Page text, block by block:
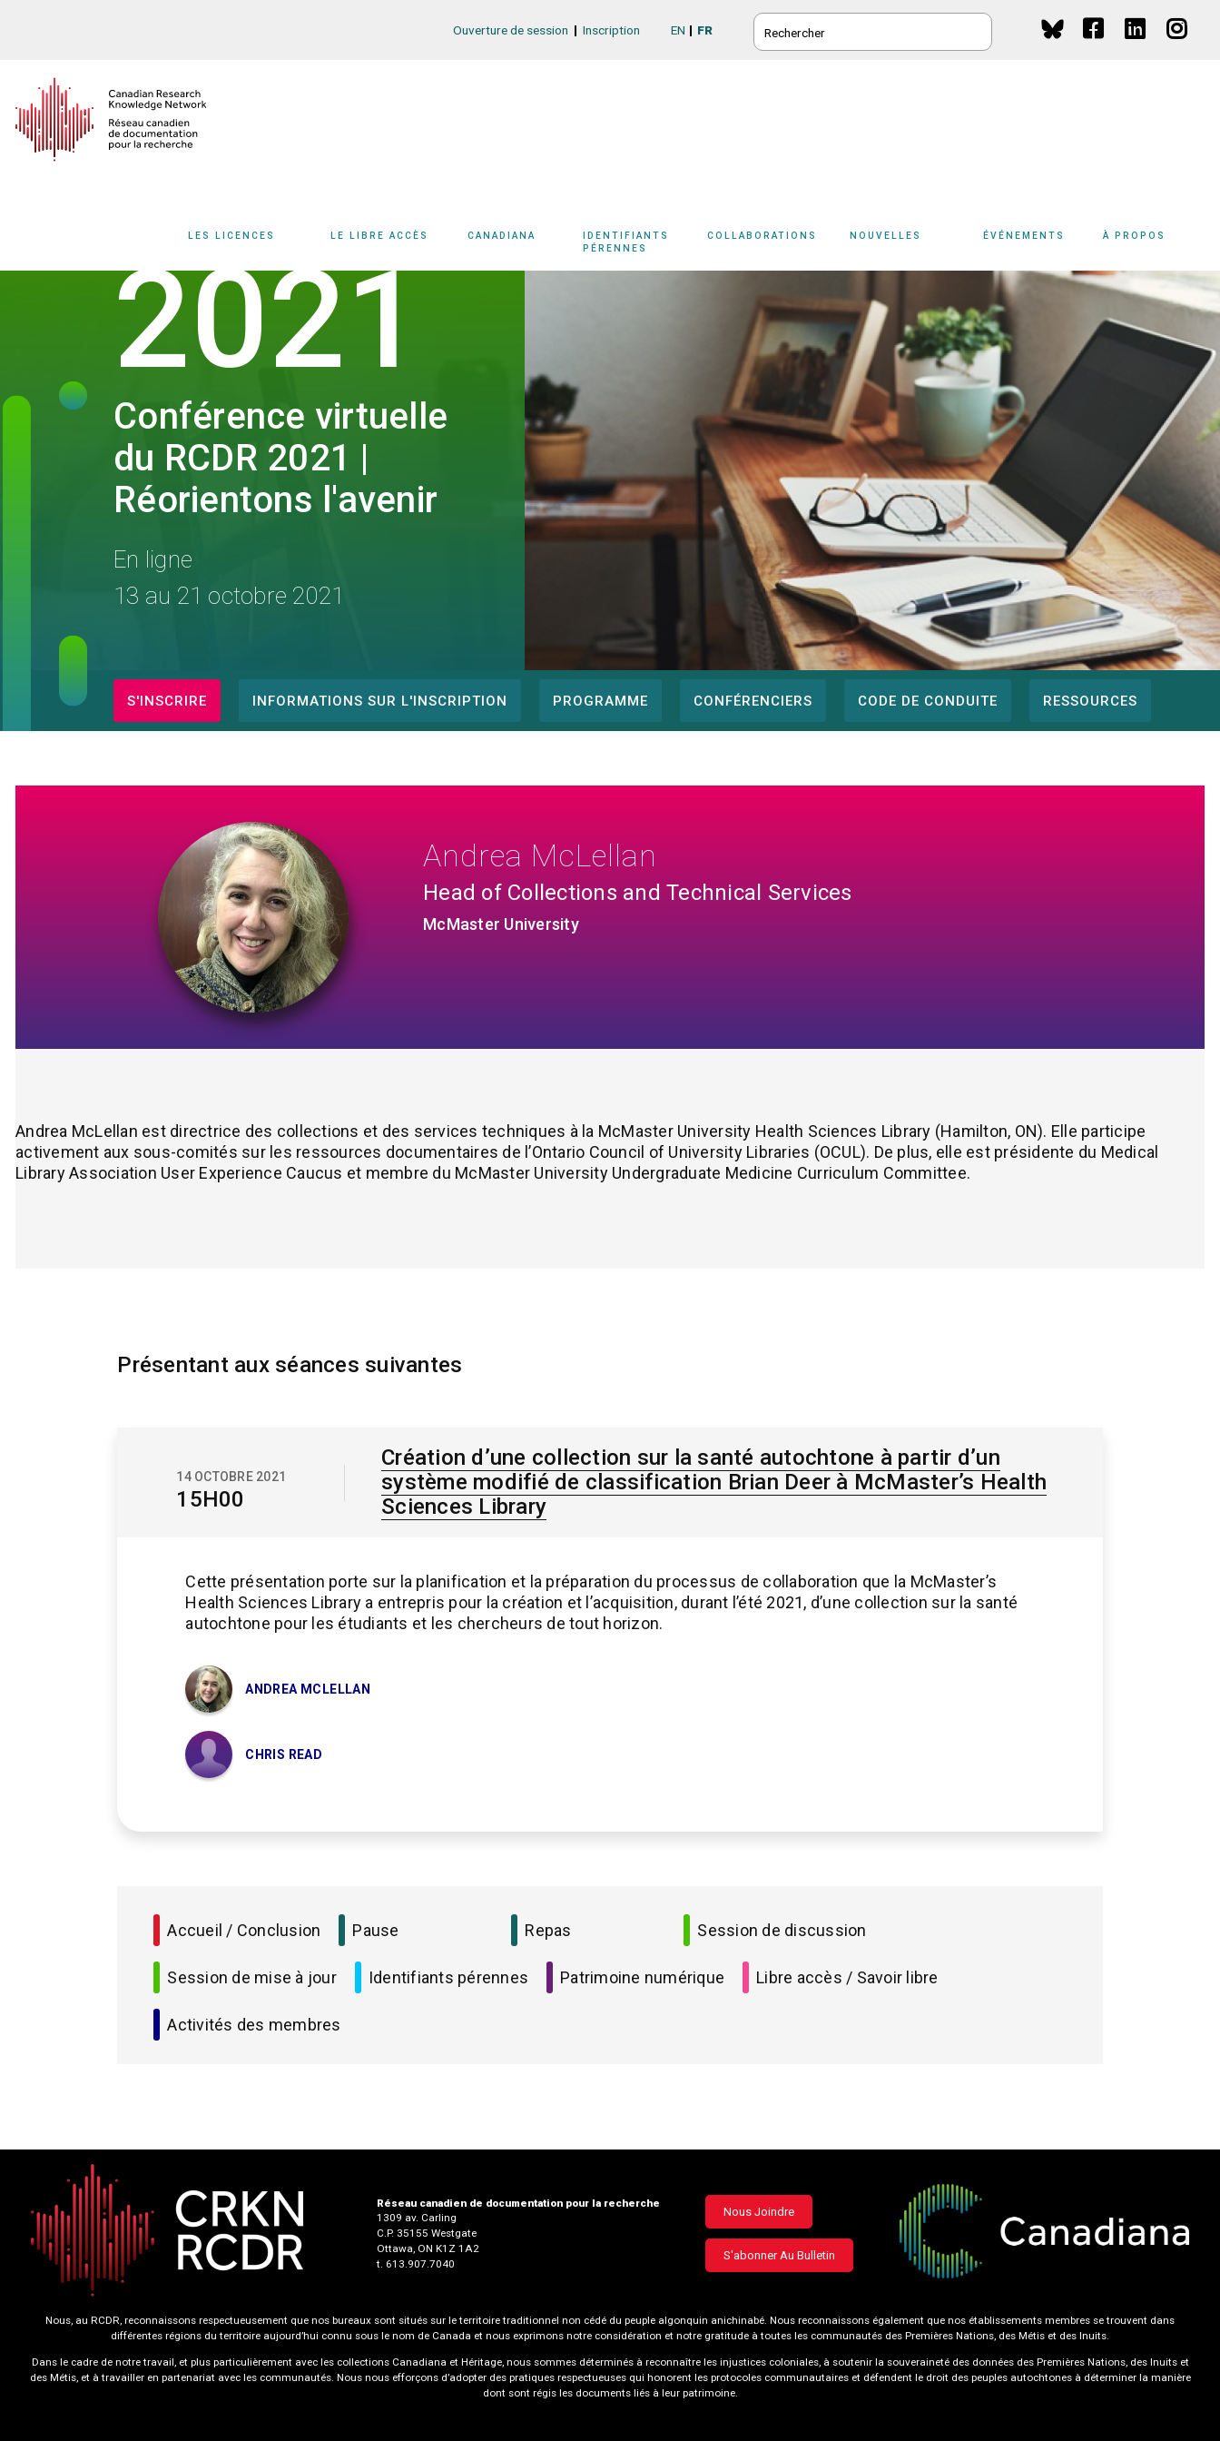
principal
RECHERCHER
EN FR
Ouverture de session Inscription
LES LICENCES LE LIBRE ACCÈS CANADIANA
IDENTIFIANTS
PÉRENNES
COLLABORATIONS NOUVELLES ÉVÉNEMENTS À PROPOS
2021
Conférence virtuelle
du RCDR 2021 |
Réorientons l'avenir
En ligne
13 au 21 octobre 2021
Conference
menu
S'INSCRIRE INFORMATIONS SUR L'INSCRIPTION PROGRAMME CONFÉRENCIERS CODE DE CONDUITE RESSOURCES
Andrea McLellan
Head of Collections and Technical Services
McMaster University
Andrea McLellan est directrice des collections et des services techniques à la McMaster University Health Sciences Library (Hamilton, ON). Elle participe
activement aux sous-comités sur les ressources documentaires de l’Ontario Council of University Libraries (OCUL). De plus, elle est présidente du Medical
Library Association User Experience Caucus et membre du McMaster University Undergraduate Medicine Curriculum Committee.
Présentant aux séances suivantes
14 OCTOBRE 2021
15H00
Création d’une collection sur la santé autochtone à partir d’un
système modifié de classification Brian Deer à McMaster’s Health
Sciences Library
Cette présentation porte sur la planification et la préparation du processus de collaboration que la McMaster’s
Health Sciences Library a entrepris pour la création et l’acquisition, durant l’été 2021, d’une collection sur la santé
autochtone pour les étudiants et les chercheurs de tout horizon.
ANDREA MCLELLAN
CHRIS READ
Accueil / Conclusion Pause Repas Session de discussion
Session de mise à jour Identifiants pérennes Patrimoine numérique Libre accès / Savoir libre
Activités des membres
Réseau canadien de documentation pour la recherche
1309 av. Carling
C.P. 35155 Westgate
Ottawa, ON K1Z 1A2
t. 613.907.7040
Footer
menu
Nous Joindre
S'abonner Au Bulletin
Nous, au RCDR, reconnaissons respectueusement que nos bureaux sont situés sur le territoire traditionnel non cédé du peuple algonquin anichinabé. Nous reconnaissons également que nos établissements membres se trouvent dans
différentes régions du territoire aujourd’hui connu sous le nom de Canada et nous exprimons notre considération et notre gratitude à toutes les communautés des Premières Nations, des Métis et des Inuits.
Dans le cadre de notre travail, et plus particulièrement avec les collections Canadiana et Héritage, nous sommes déterminés à reconnaître les injustices coloniales, à soutenir la souveraineté des données des Premières Nations, des Inuits et
des Métis, et à travailler en partenariat avec les communautés. Nous nous efforçons d’adopter des pratiques respectueuses qui honorent les protocoles communautaires et défendent le droit des peuples autochtones à déterminer la manière
dont sont régis les documents liés à leur patrimoine.